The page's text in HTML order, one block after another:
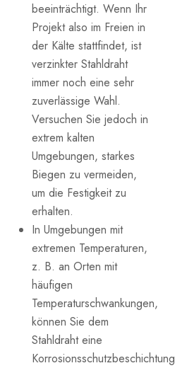
beeinträchtigt. Wenn Ihr
Projekt also im Freien in
der Kälte stattfindet, ist
verzinkter Stahldraht
immer noch eine sehr
zuverlässige Wahl.
Versuchen Sie jedoch in
extrem kalten
Umgebungen, starkes
Biegen zu vermeiden,
um die Festigkeit zu
erhalten.
In Umgebungen mit
extremen Temperaturen,
z. B. an Orten mit
häufigen
Temperaturschwankungen,
können Sie dem
Stahldraht eine
Korrosionsschutzbeschichtung